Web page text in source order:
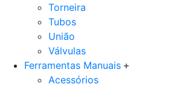
Torneira
Tubos
União
Válvulas
Ferramentas Manuais
Acessórios